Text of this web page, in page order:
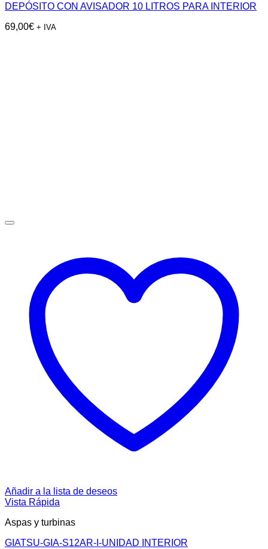
DEPÓSITO CON AVISADOR 10 LITROS PARA INTERIOR
69,00€ + IVA
Añadir a la lista de deseos
Vista Rápida
Aspas y turbinas
GIATSU-GIA-S12AR-I-UNIDAD INTERIOR